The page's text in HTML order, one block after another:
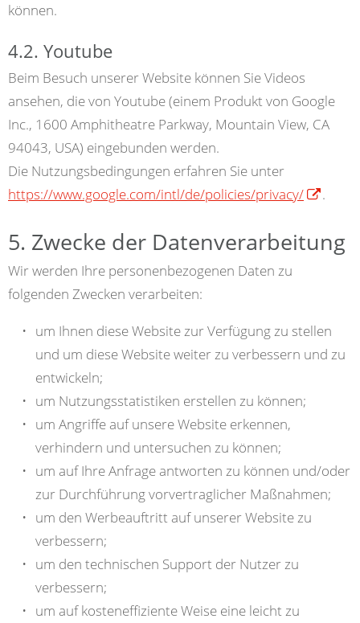
können.
4.2. Youtube
Beim Besuch unserer Website können Sie Videos
ansehen, die von Youtube (einem Produkt von Google
Inc., 1600 Amphitheatre Parkway, Mountain View, CA
94043, USA) eingebunden werden.
Die Nutzungsbedingungen erfahren Sie unter
https://www.google.com/intl/de/policies/privacy/
.
5. Zwecke der Datenverarbeitung
Wir werden Ihre personenbezogenen Daten zu
folgenden Zwecken verarbeiten:
um Ihnen diese Website zur Verfügung zu stellen
und um diese Website weiter zu verbessern und zu
entwickeln;
um Nutzungsstatistiken erstellen zu können;
um Angriffe auf unsere Website erkennen,
verhindern und untersuchen zu können;
um auf Ihre Anfrage antworten zu können und/oder
zur Durchführung vorvertraglicher Maßnahmen;
um den Werbeauftritt auf unserer Website zu
verbessern;
um den technischen Support der Nutzer zu
verbessern;
um auf kosteneffiziente Weise eine leicht zu